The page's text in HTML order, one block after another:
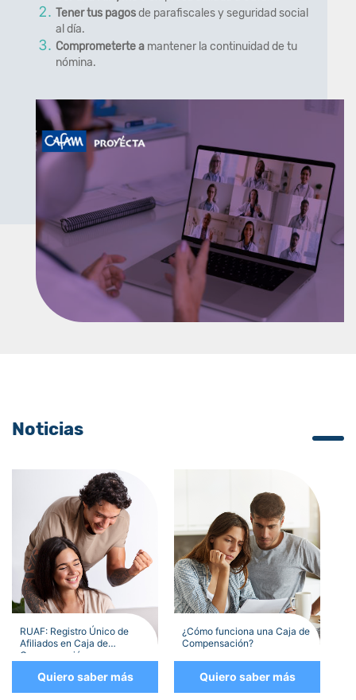
Tener tus pagosde parafiscales y seguridad social
al día.
Comprometerte a mantener la continuidad de tu
nómina.
Noticias
RUAF: Registro Único de
Afiliados en Caja de
Compensación
Quiero saber más
¿Cómo funciona una Caja de
Compensación?
Quiero saber más